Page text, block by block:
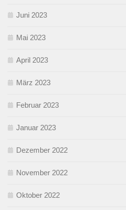
Juni 2023
Mai 2023
April 2023
März 2023
Februar 2023
Januar 2023
Dezember 2022
November 2022
Oktober 2022